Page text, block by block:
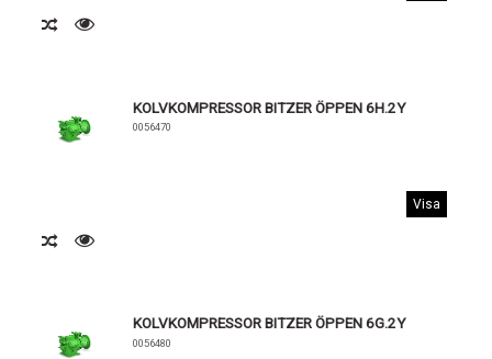
KOLVKOMPRESSOR BITZER ÖPPEN 6H.2Y
0056470
Visa
KOLVKOMPRESSOR BITZER ÖPPEN 6G.2Y
0056480